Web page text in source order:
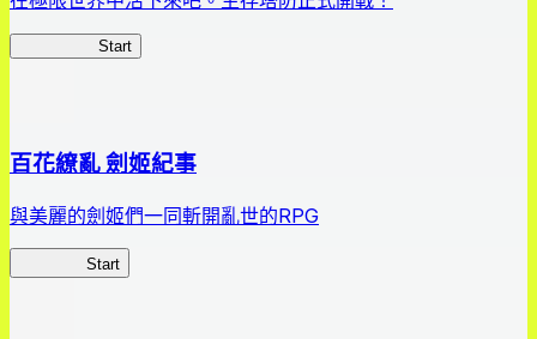
Start
百花繚亂 劍姬紀事
與美麗的劍姬們一同斬開亂世的RPG
Start